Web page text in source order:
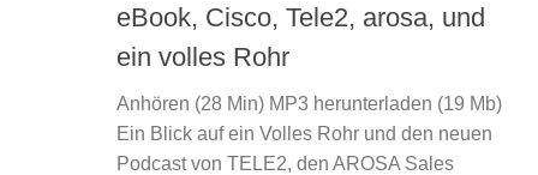
eBook, Cisco, Tele2, arosa, und
ein volles Rohr
Anhören (28 Min) MP3 herunterladen (19 Mb)
Ein Blick auf ein Volles Rohr und den neuen
Podcast von TELE2, den AROSA Sales